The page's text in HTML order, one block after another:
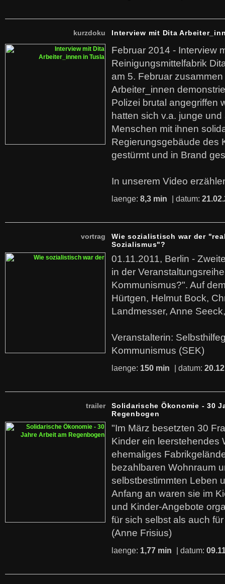
kurzdoku Interview mit Dita
Februar 2014 - Interview
Reinigungsmittelfabrik
am 5. Februar
Arbeiter_innen
Polizei brutal angegriffen
hatten sich v.a. junge
Menschen mit ihnen
Regierungsgebäude des
gestürmt und in Brand
In unserem Video
laenge: 8,3 min | datum:
vortrag
Wie sozialistisch war der
Sozialismus"?
01.11.2011, Berlin -
in der
Kommunismus?". Auf
Hürtgen, Helmut Bock,
Landmesser, Anne
Veranstalterin:
Kommunismus (SEK)
laenge: 150 min | datum:
trailer
Solidarische Ökonomie - 30
Regenbogen
"Im März besetzten 30
Kinder ein leerstehendes
ehemaliges
bezahlbaren Wohnraum
selbstbestimmten Leben
Anfang an waren sie im
und Kinder-Angebote
für sich selbst als auch
(Anne Frisius)
laenge: 1,77 min | datum: